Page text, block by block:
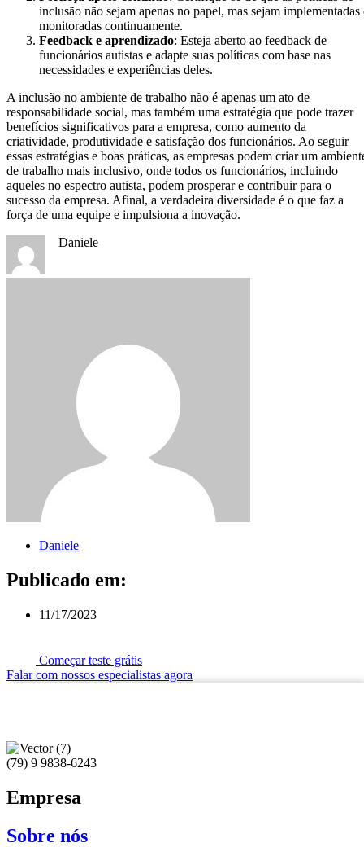
inclusão não sejam apenas no papel, mas sejam implementadas
monitoradas continuamente.
Feedback e aprendizado: Esteja aberto ao feedback de
funcionários autistas e adapte suas políticas com base nas
necessidades e experiências deles.
A inclusão no ambiente de trabalho não é apenas um ato de
responsabilidade social, mas também uma estratégia que pode trazer
benefícios significativos para a empresa, como aumento da
criatividade, produtividade e satisfação dos funcionários. Ao seguir
essas estratégias e boas práticas, as empresas podem criar um
de trabalho mais inclusivo, onde todos os funcionários, incluindo
aqueles no espectro autista, podem prosperar e contribuir para o
sucesso da empresa. Afinal, a verdadeira diversidade é o que faz a
força de uma equipe e impulsiona a inovação.
Daniele
Daniele
Publicado em:
11/17/2023
Começar teste grátis
Falar com nossos especialistas agora
(79) 9 9838-6243
Empresa
Sobre nós